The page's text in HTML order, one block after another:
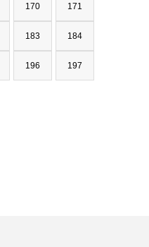
170 171
183 184
196 197